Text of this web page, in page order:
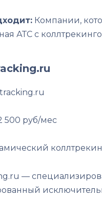
Компании,
АТС с
500 руб/мес
—